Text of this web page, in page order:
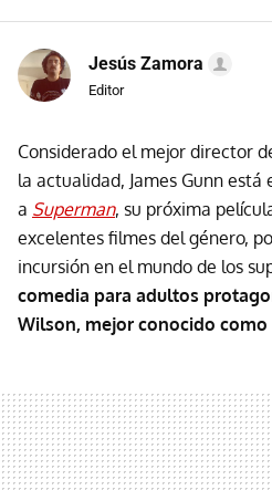
Jesús Zamora
Editor
Considerado el mejor director
la actualidad, James Gunn
a Superman, su próxima
excelentes filmes del género,
incursión en el mundo de los
comedia para adultos
Wilson, mejor conocido